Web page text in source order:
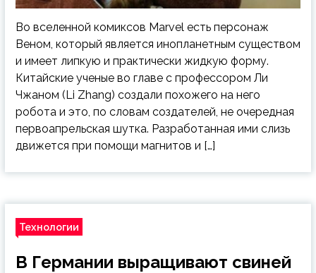
Во вселенной комиксов Marvel есть персонаж
Веном, который является инопланетным существом
и имеет липкую и практически жидкую форму.
Китайские ученые во главе с профессором Ли
Чжаном (Li Zhang) создали похожего на него
робота и это, по словам создателей, не очередная
первоапрельская шутка. Разработанная ими слизь
движется при помощи магнитов и […]
Технологии
В Германии выращивают свиней